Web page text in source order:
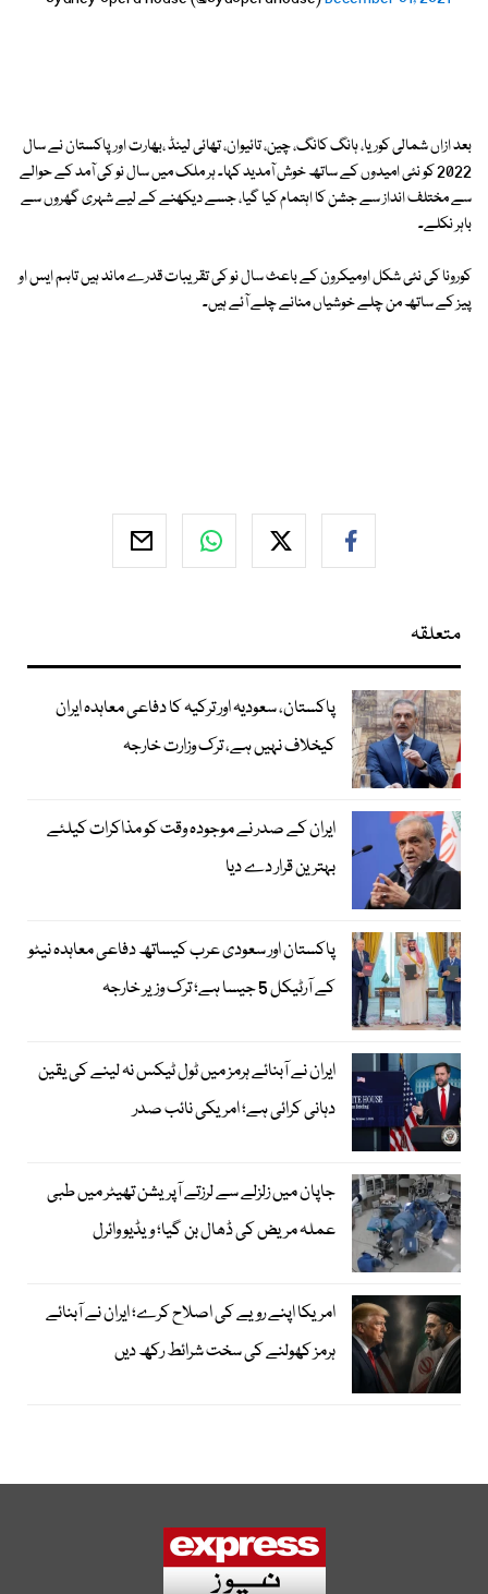
بعد ازاں شمالی کوریا، ہانگ کانگ، چین، تائیوان، تھائی لینڈ ،بھارت اور پاکستان نے سال
2022 کو نئی امیدوں کے ساتھ خوش آمدید کہا۔ ہر ملک میں سال نو کی آمد کے حوالے
سے مختلف انداز سے جشن کا اہتمام کیا گیا، جسے دیکھنے کے لیے شہری گھروں سے
باہر نکلے۔
کورونا کی نئی شکل اومیکرون کے باعث سال نو کی تقریبات قدرے ماند ہیں تاہم ایس او
پیز کے ساتھ من چلے خوشیاں منانے چلے آئے ہیں۔
متعلقہ
پاکستان، سعودیہ اور ترکیہ کا دفاعی معاہدہ ایران
کیخلاف نہیں ہے، ترک وزارت خارجہ
ایران کے صدر نے موجودہ وقت کو مذاکرات کیلئے
بہترین قرار دے دیا
پاکستان اور سعودی عرب کیساتھ دفاعی معاہدہ نیٹو
کے آرٹیکل 5 جیسا ہے؛ ترک وزیر خارجہ
ایران نے آبنائے ہرمز میں ٹول ٹیکس نہ لینے کی یقین
دہانی کرائی ہے؛ امریکی نائب صدر
جاپان میں زلزلے سے لرزتے آپریشن تھیٹر میں طبی
عملہ مریض کی ڈھال بن گیا؛ ویڈیو وائرل
امریکا اپنے رویے کی اصلاح کرے؛ ایران نے آبنائے
ہرمز کھولنے کی سخت شرائط رکھ دیں